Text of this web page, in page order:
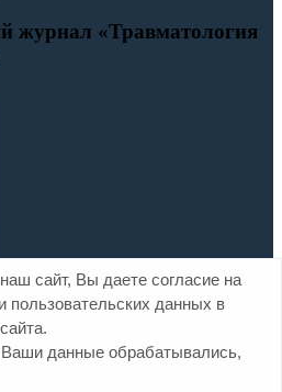
журнал «Травматология
сайт, Вы даете согласие на
пользовательских данных в
данные обрабатывались,